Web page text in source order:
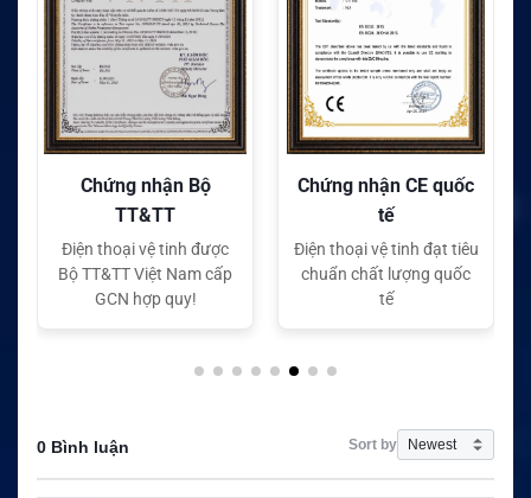
Chứng nhận Bộ
TT&TT
Điện thoại vệ tinh được
Bộ TT&TT Việt Nam cấp
GCN hợp quy!
Chứng nhận CE quốc
tế
Điện thoại vệ tinh đạt tiêu
chuẩn chất lượng quốc
tế
0 Bình luận Sort by